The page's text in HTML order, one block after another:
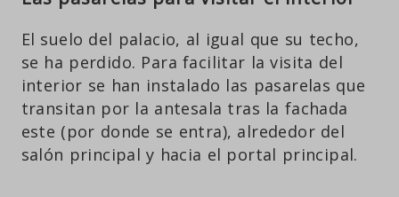
El suelo del palacio, al igual que su techo,
se ha perdido. Para facilitar la visita del
interior se han instalado las pasarelas que
transitan por la antesala tras la fachada
este (por donde se entra), alrededor del
salón principal y hacia el portal principal.